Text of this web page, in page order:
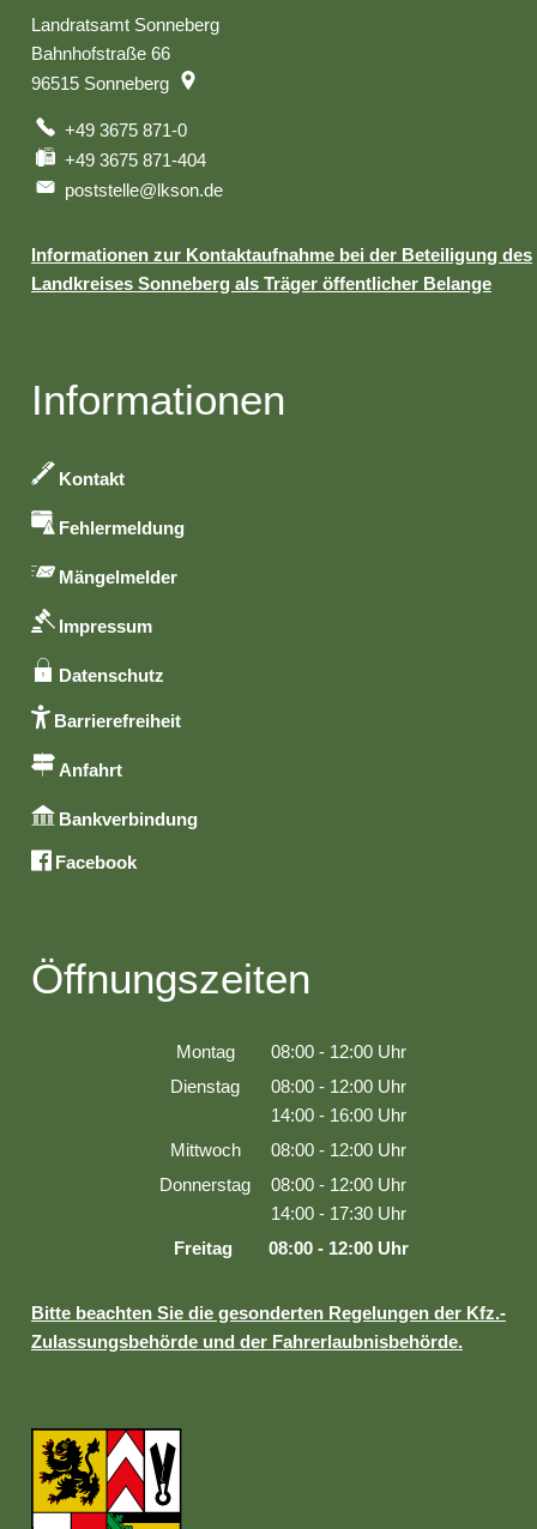
Landratsamt Sonneberg
Bahnhofstraße 66
96515 Sonneberg
+49 3675 871-0
+49 3675 871-404
poststelle@lkson.de
Informationen zur Kontaktaufnahme bei der Beteiligung des
Landkreises Sonneberg als Träger öffentlicher Belange
Informationen
Kontakt
Fehlermeldung
Mängelmelder
Impressum
Datenschutz
Barrierefreiheit
Anfahrt
Bankverbindung
Facebook
Öffnungszeiten
Montag 08:00 - 12:00 Uhr
Von 08:00 bis 12:00 Uhr
Dienstag 08:00 - 12:00 Uhr
Von 08:00 bis 12:00 Uhr
14:00 - 16:00 Uhr
Von 14:00 bis 16:00 Uhr
Mittwoch 08:00 - 12:00 Uhr
Von 08:00 bis 12:00 Uhr
Donnerstag 08:00 - 12:00 Uhr
Von 08:00 bis 12:00 Uhr
14:00 - 17:30 Uhr
Von 14:00 bis 17:30 Uhr
Freitag 08:00 - 12:00 Uhr
Bitte beachten Sie die gesonderten Regelungen der Kfz.-
Zulassungsbehörde und der Fahrerlaubnisbehörde.